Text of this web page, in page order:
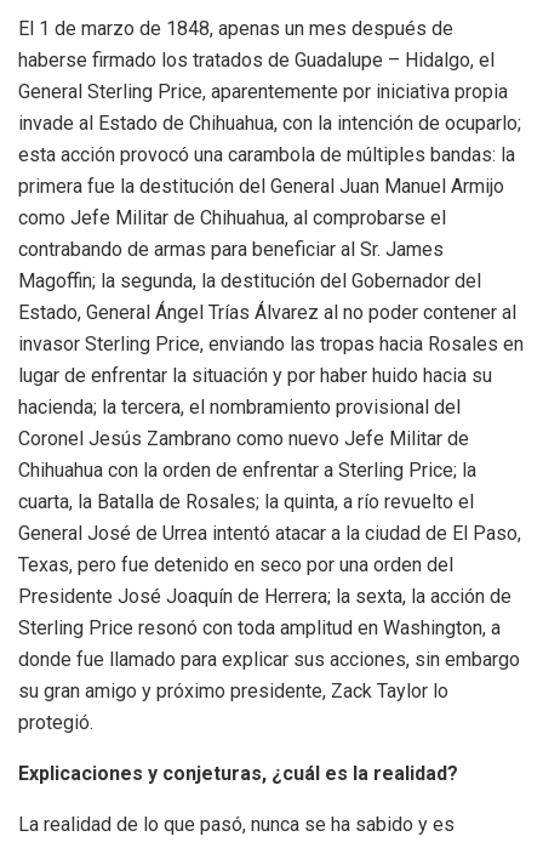
El 1 de marzo de 1848, apenas un mes después de
haberse firmado los tratados de Guadalupe – Hidalgo, el
General Sterling Price, aparentemente por iniciativa propia
invade al Estado de Chihuahua, con la intención de ocuparlo;
esta acción provocó una carambola de múltiples bandas: la
primera fue la destitución del General Juan Manuel Armijo
como Jefe Militar de Chihuahua, al comprobarse el
contrabando de armas para beneficiar al Sr. James
Magoffin; la segunda, la destitución del Gobernador del
Estado, General Ángel Trías Álvarez al no poder contener al
invasor Sterling Price, enviando las tropas hacia Rosales en
lugar de enfrentar la situación y por haber huido hacia su
hacienda; la tercera, el nombramiento provisional del
Coronel Jesús Zambrano como nuevo Jefe Militar de
Chihuahua con la orden de enfrentar a Sterling Price; la
cuarta, la Batalla de Rosales; la quinta, a río revuelto el
General José de Urrea intentó atacar a la ciudad de El Paso,
Texas, pero fue detenido en seco por una orden del
Presidente José Joaquín de Herrera; la sexta, la acción de
Sterling Price resonó con toda amplitud en Washington, a
donde fue llamado para explicar sus acciones, sin embargo
su gran amigo y próximo presidente, Zack Taylor lo
protegió.
Explicaciones y conjeturas, ¿cuál es la realidad?
La realidad de lo que pasó, nunca se ha sabido y es